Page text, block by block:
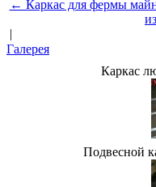
← Каркас для фермы
|
Галерея
Каркас
Подвесной